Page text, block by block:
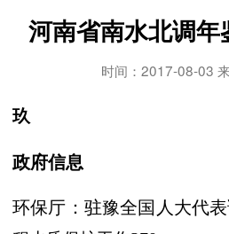
河南省南水北调年
时间：2017-08-03
玖
政府信息
环保厅：驻豫全国人大代